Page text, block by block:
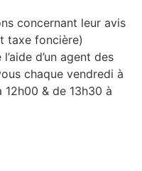
concernant leur avis
taxe foncière)
d’un agent des
chaque vendredi à
& de 13h30 à